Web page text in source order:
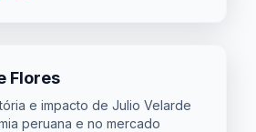
Flores
e impacto de Julio Velarde
peruana e no mercado